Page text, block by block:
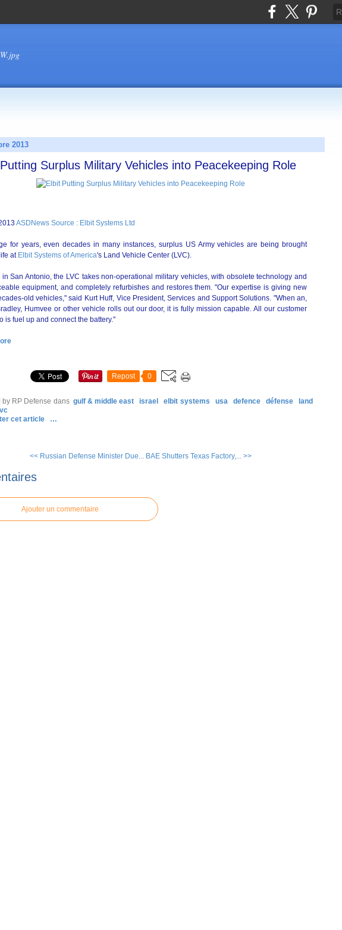
2013
Surplus Military Vehicles into Peacekeeping Role
ASDNews Source : Elbit Systems Ltd
for years, even decades in many instances, surplus US Army vehicles are being brought
at Elbit Systems of America's Land Vehicle Center (LVC).
in San Antonio, the LVC takes non-operational military vehicles, with obsolete technology and
equipment, and completely refurbishes and restores them. "Our expertise is giving new
old vehicles," said Kurt Huff, Vice President, Services and Support Solutions. "When an,
Humvee or other vehicle rolls out our door, it is fully mission capable. All our customer
is fuel up and connect the battery."
Repost 0
by RP Defense dans gulf & middle east israel elbit systems usa defence défense
land
lvc
cet article
…
<< Russian Defense Minister Due... BAE Shutters Texas Factory,... >>
Ajouter un commentaire